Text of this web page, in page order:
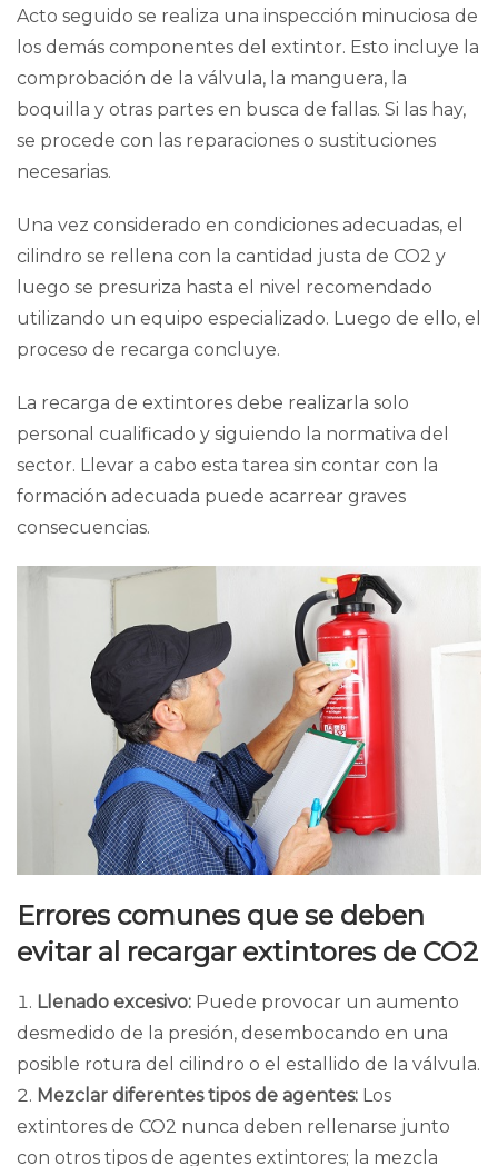
Acto seguido se realiza una inspección minuciosa de
los demás componentes del extintor. Esto incluye la
comprobación de la válvula, la manguera, la
boquilla y otras partes en busca de fallas. Si las hay,
se procede con las reparaciones o sustituciones
necesarias.
Una vez considerado en condiciones adecuadas, el
cilindro se rellena con la cantidad justa de CO2 y
luego se presuriza hasta el nivel recomendado
utilizando un equipo especializado. Luego de ello, el
proceso de recarga concluye.
La recarga de extintores debe realizarla solo
personal cualificado y siguiendo la normativa del
sector. Llevar a cabo esta tarea sin contar con la
formación adecuada puede acarrear graves
consecuencias.
Errores comunes que se deben
evitar al recargar extintores de CO2
Llenado excesivo: Puede provocar un aumento
desmedido de la presión, desembocando en una
posible rotura del cilindro o el estallido de la válvula.
Mezclar diferentes tipos de agentes: Los
extintores de CO2 nunca deben rellenarse junto
con otros tipos de agentes extintores; la mezcla